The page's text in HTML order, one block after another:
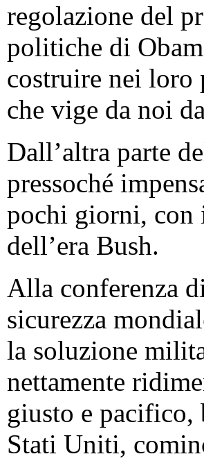
regolazione del
politiche di
costruire nei loro
che vige da noi
Dall’altra parte
pressoché
pochi giorni, con
dell’era Bush.
Alla conferenza
sicurezza
la soluzione
nettamente
giusto e pacifico,
Stati Uniti,